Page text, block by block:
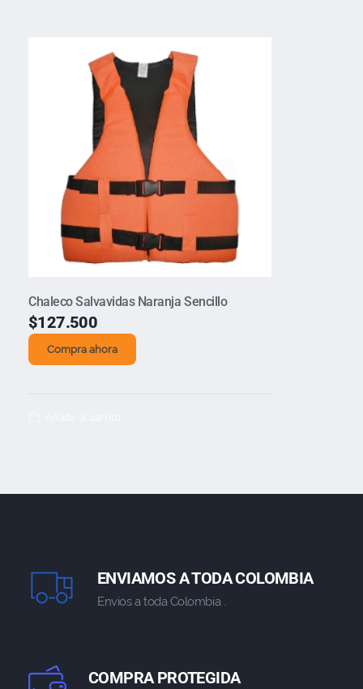
Chaleco Salvavidas Naranja Sencillo
$127.500
Compra ahora
ENVIAMOS A TODA COLOMBIA
Envios a toda Colombia .
COMPRA PROTEGIDA